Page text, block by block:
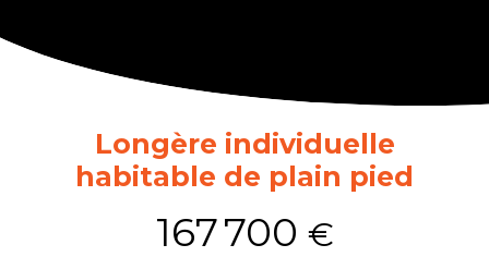
Longère individuelle
habitable de plain pied
167 700 €